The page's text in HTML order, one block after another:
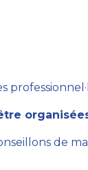
de